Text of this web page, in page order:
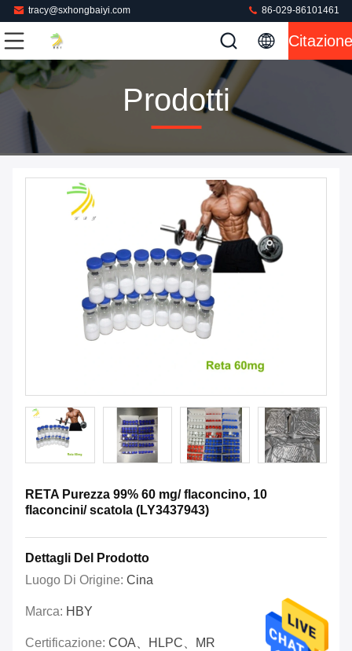
tracy@sxhongbaiyi.com 86-029-86101461
Citazione
Prodotti
RETA Purezza 99% 60 mg/ flaconcino, 10
flaconcini/ scatola (LY3437943)
Dettagli Del Prodotto
Luogo Di Origine: Cina
Marca: HBY
Certificazione: COA、HLPC、MR